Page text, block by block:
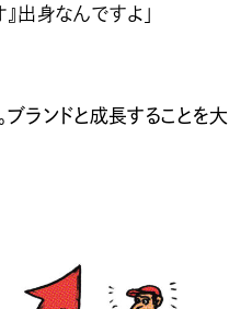
出身なんですよ」
ランドと成長することを大